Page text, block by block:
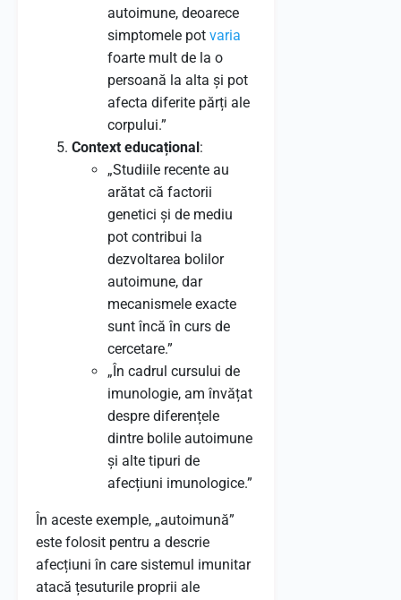
autoimune, deoarece
simptomele pot varia
foarte mult de la o
persoană la alta și pot
afecta diferite părți ale
corpului.”
Context educațional:
„Studiile recente au
arătat că factorii
genetici și de mediu
pot contribui la
dezvoltarea bolilor
autoimune, dar
mecanismele exacte
sunt încă în curs de
cercetare.”
„În cadrul cursului de
imunologie, am învățat
despre diferențele
dintre bolile autoimune
și alte tipuri de
afecțiuni imunologice.”
În aceste exemple, „autoimună”
este folosit pentru a descrie
afecțiuni în care sistemul imunitar
atacă țesuturile proprii ale